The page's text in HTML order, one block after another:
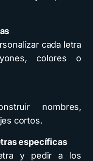
cada letra
colores o
nombres,
cortos.
específicas
y pedir a los